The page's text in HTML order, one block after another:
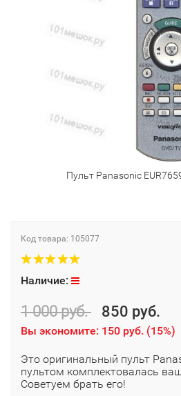
Пульт Panasonic
Код товара: 105077
Наличие:
1 000 руб. 850 руб.
Вы экономите: 150 руб. (15%)
Это оригинальный пульт
пультом комплектовалась
Советуем брать его!